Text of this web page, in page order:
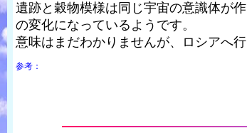
遺跡と穀物模様は同じ宇宙の意識体が
の変化になっているようです。
意味はまだわかりませんが、ロシアへ
参考：